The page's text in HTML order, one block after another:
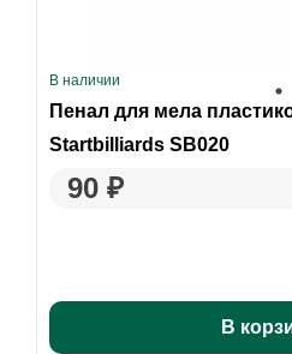
В наличии
Пенал для мела
Startbilliards SB020
90 ₽
В